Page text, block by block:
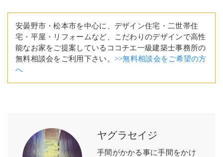
安曇野市・松本市を中心に、デザイン住宅・二世帯住
宅・平屋・リフォームなど、こだわりのデザインで高性
能なお家をご提案しているココチエ一級建築士事務所の
無料相談会をご利用下さい。 >>無料相談会をご希望の方
へ
ヤグラセイジ
手間がかかる事に手間をかけ